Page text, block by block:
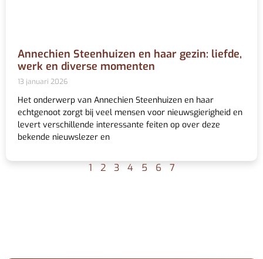
Annechien Steenhuizen en haar gezin: liefde,
werk en diverse momenten
13 januari 2026
Het onderwerp van Annechien Steenhuizen en haar
echtgenoot zorgt bij veel mensen voor nieuwsgierigheid en
levert verschillende interessante feiten op over deze
bekende nieuwslezer en
1 2 3 4 5 6 7